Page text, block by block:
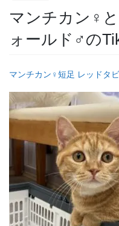
マンチカン♀
ォールド♂の
マンチカン♀短足 レッドタ